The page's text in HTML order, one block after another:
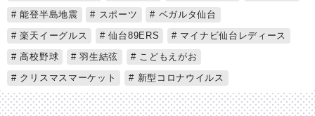
能登半島地震
スポーツ
ベガルタ仙台
楽天イーグルス
仙台89ERS
マイナビ仙台レディース
高校野球
羽生結弦
こどもえがお
クリスマスマーケット
新型コロナウイルス